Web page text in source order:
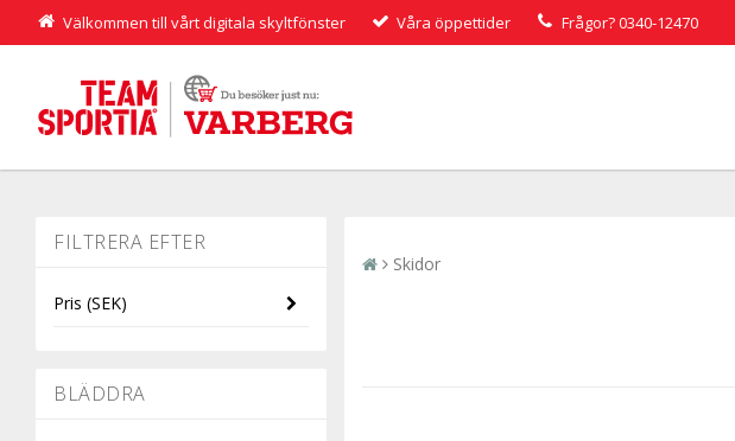
Välkommen till vårt digitala skyltfönster Våra öppettider Frågor?0340-12470
Pris (SEK)
BLÄDDRA
Skidor